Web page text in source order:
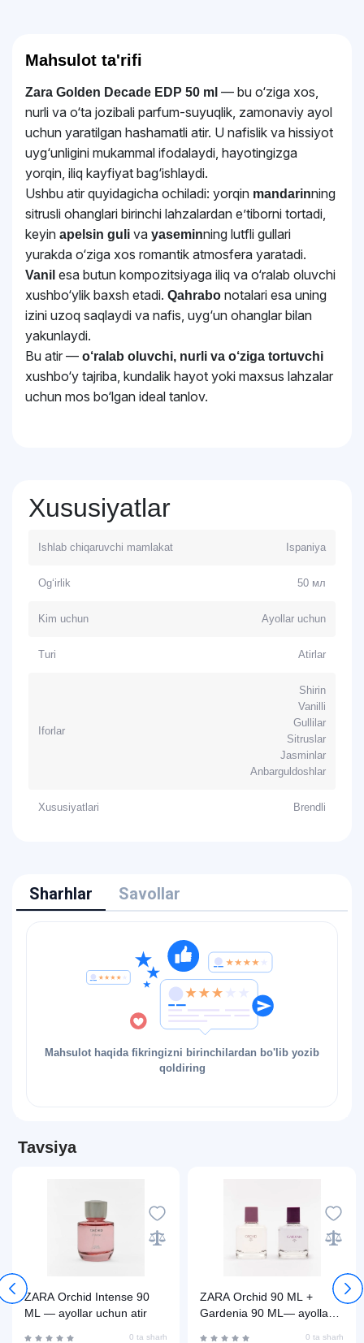
Mahsulot ta'rifi
Zara Golden Decade EDP 50 ml — bu o‘ziga xos,
nurli va o‘ta jozibali parfum-suyuqlik, zamonaviy ayol
uchun yaratilgan hashamatli atir. U nafislik va hissiyot
uyg‘unligini mukammal ifodalaydi, hayotingizga
yorqin, iliq kayfiyat bag‘ishlaydi.
Ushbu atir quyidagicha ochiladi: yorqin mandarinning
sitrusli ohanglari birinchi lahzalardan e’tiborni tortadi,
keyin apelsin guli va yaseminning lutfli gullari
yurakda o‘ziga xos romantik atmosfera yaratadi.
Vanil esa butun kompozitsiyaga iliq va o‘ralab oluvchi
xushbo‘ylik baxsh etadi. Qahrabo notalari esa uning
izini uzoq saqlaydi va nafis, uyg‘un ohanglar bilan
yakunlaydi.
Bu atir — o‘ralab oluvchi, nurli va o‘ziga tortuvchi
xushbo‘y tajriba, kundalik hayot yoki maxsus lahzalar
uchun mos bo‘lgan ideal tanlov.
Xususiyatlar
Ishlab chiqaruvchi mamlakat Ispaniya
Og‘irlik 50 мл
Kim uchun Ayollar uchun
Turi Atirlar
Iforlar
Shirin
Vanilli
Gullilar
Sitruslar
Jasminlar
Anbarguldoshlar
Xususiyatlari Brendli
Sharhlar Savollar
Mahsulot haqida fikringizni birinchilardan bo'lib yozib
qoldiring
Tavsiya
ZARA Orchid Intense 90
ML — ayollar uchun atir
0 ta sharh
ZARA Orchid 90 ML +
Gardenia 90 ML— ayollar
0 ta sharh